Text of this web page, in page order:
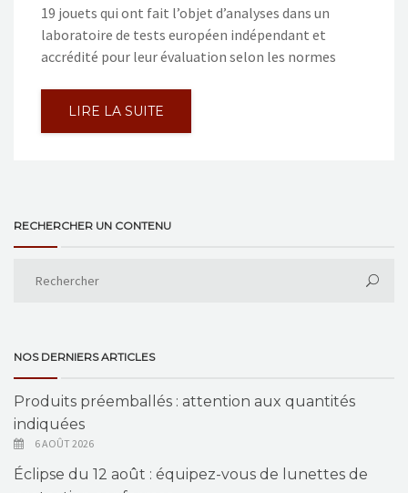
19 jouets qui ont fait l’objet d’analyses dans un
laboratoire de tests européen indépendant et
accrédité pour leur évaluation selon les normes
LIRE LA SUITE
RECHERCHER UN CONTENU
NOS DERNIERS ARTICLES
Produits préemballés : attention aux quantités
indiquées
6 AOÛT 2026
Éclipse du 12 août : équipez-vous de lunettes de